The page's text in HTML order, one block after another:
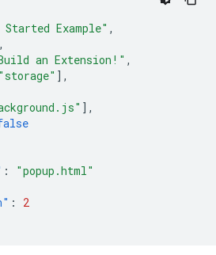
Example" ,
,
an Extension!" ,
"storage" ],
],
:
"popup.html"
:
2